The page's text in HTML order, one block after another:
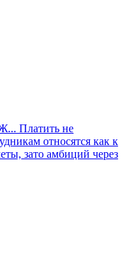
Платить не
относятся как к
зато амбиций через